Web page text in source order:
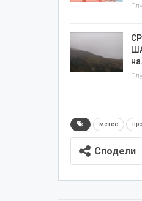
метео
Сподели